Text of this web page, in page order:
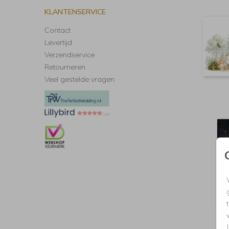
KLANTENSERVICE
Contact
Levertijd
Verzendservice
Retourneren
Veel gestelde vragen